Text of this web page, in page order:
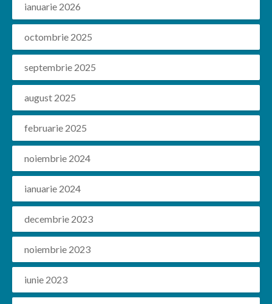
ianuarie 2026
octombrie 2025
septembrie 2025
august 2025
februarie 2025
noiembrie 2024
ianuarie 2024
decembrie 2023
noiembrie 2023
iunie 2023